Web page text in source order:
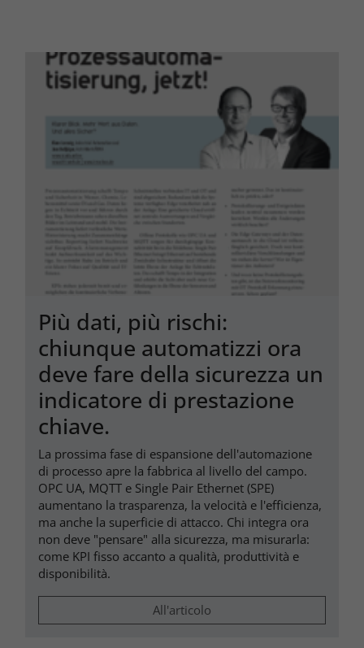
Più dati, più rischi:
chiunque automatizzi ora
deve fare della sicurezza un
indicatore di prestazione
chiave.
La prossima fase di espansione dell'automazione
di processo apre la fabbrica al livello del campo.
OPC UA, MQTT e Single Pair Ethernet (SPE)
aumentano la trasparenza, la velocità e l'efficienza,
ma anche la superficie di attacco. Chi integra ora
non deve "pensare" alla sicurezza, ma misurarla:
come KPI fisso accanto a qualità, produttività e
disponibilità.
All'articolo